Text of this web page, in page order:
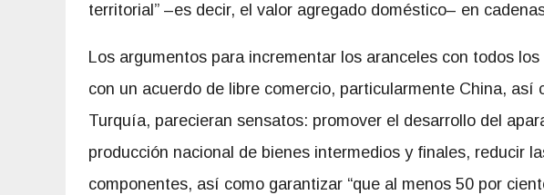
territorial” –es decir, el valor agregado doméstico– en
Los argumentos para incrementar los aranceles con todos
con un acuerdo de libre comercio, particularmente China, así
Turquía, parecieran sensatos: promover el desarrollo del
producción nacional de bienes intermedios y finales, reducir
componentes, así como garantizar “que al menos 50 por